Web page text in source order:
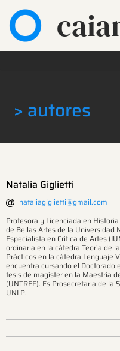
> autores
Natalia Giglietti
nataliagiglietti@gmail.com
Profesora y Licenciada en
de Bellas Artes de la Universidad
Especialista en Crítica de Artes
ordinaria en la cátedra Teoría de
Prácticos en la cátedra Lenguaje
encuentra cursando el Doctorado
tesis de magíster en la Maestría
(UNTREF). Es Prosecretaria de la
UNLP.